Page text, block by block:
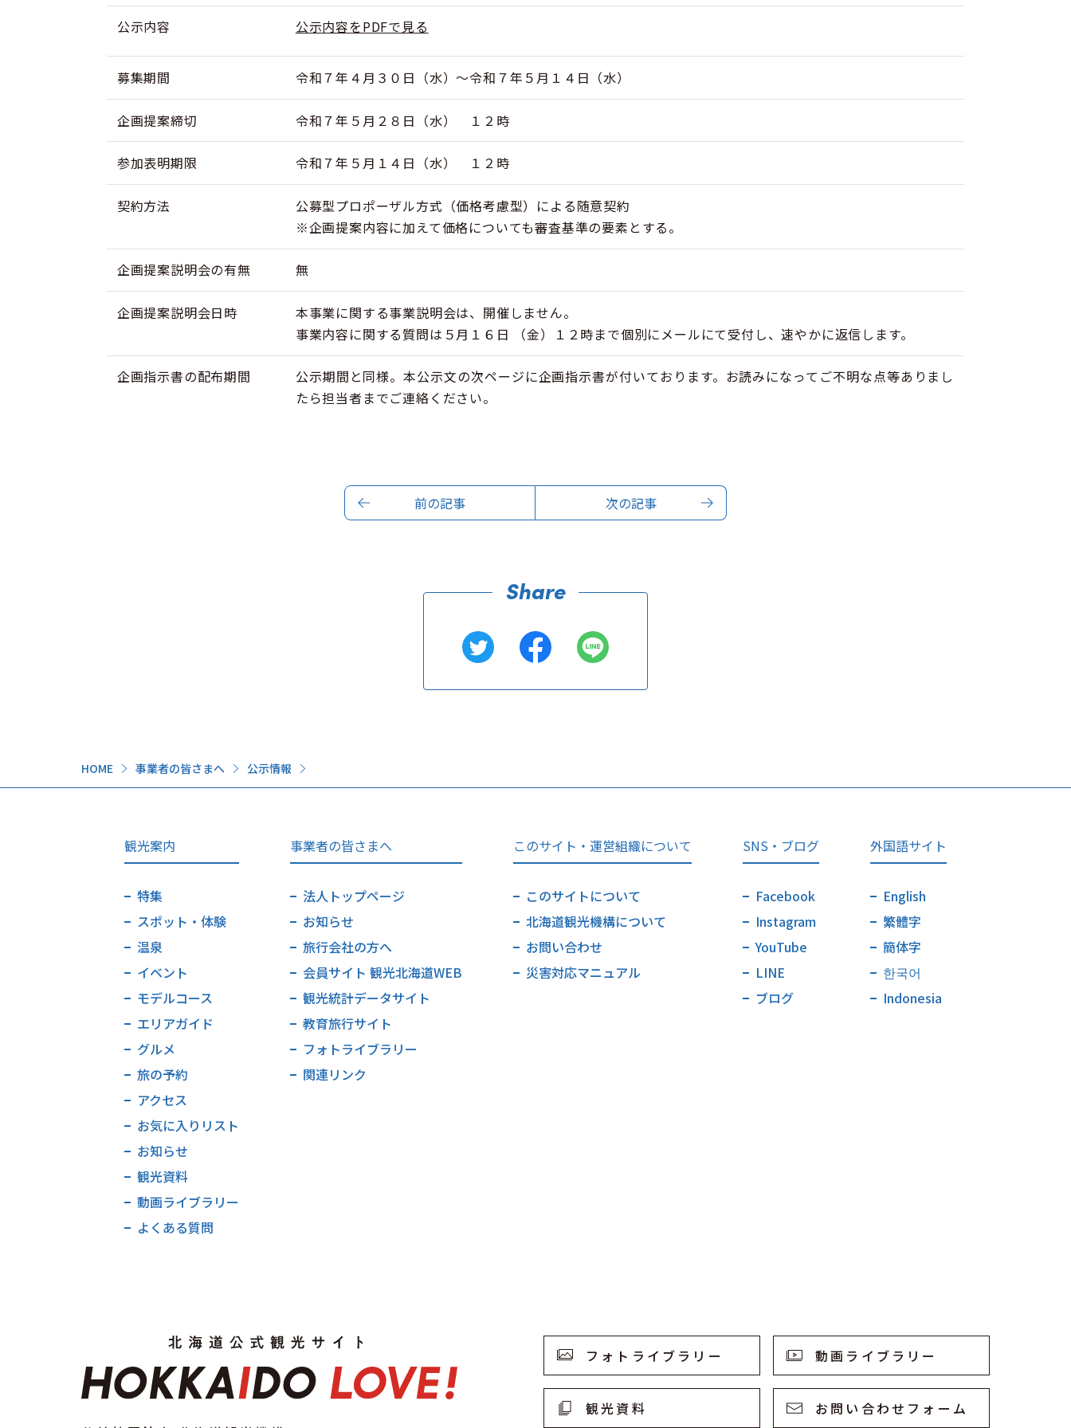
Languages
HOME 事業者の皆さまへ 公示情報
公示内容 公示内容をPDFで見る
募集期間 令和７年４月３０日（水）～令和７年５月１４日（水）
企画提案締切 令和７年５月２８日（水） １２時
参加表明期限 令和７年５月１４日（水） １２時
契約方法
公募型プロポーザル方式（価格考慮型）による随意契約
※企画提案内容に加えて価格についても審査基準の要素とする。
企画提案説明会の有無 無
企画提案説明会日時
本事業に関する事業説明会は、開催しません。
事業内容に関する質問は５月１６日 （金）１２時まで個別にメールにて受付し、速やかに返信します。
企画指示書の配布期間
公示期間と同様。本公示文の次ページに企画指示書が付いております。お読みになってご不明な点等ありまし
たら担当者までご連絡ください。
前の記事 次の記事
観光案内
特集
スポット・体験
温泉
イベント
モデルコース
エリアガイド
グルメ
旅の予約
アクセス
お気に入りリスト
お知らせ
観光資料
動画ライブラリー
よくある質問
事業者の皆さまへ
法人トップページ
お知らせ
旅行会社の方へ
会員サイト 観光北海道WEB
観光統計データサイト
教育旅行サイト
フォトライブラリー
関連リンク
このサイト・運営組織について
このサイトについて
北海道観光機構について
お問い合わせ
災害対応マニュアル
SNS・ブログ
Facebook
Instagram
YouTube
LINE
ブログ
外国語サイト
English
繁體字
簡体字
한국어
Indonesia
フォトライブラリー 動画ライブラリー
観光資料 お問い合わせフォーム